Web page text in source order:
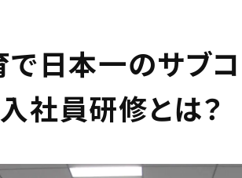
で日本一のサブ
社員研修とは？